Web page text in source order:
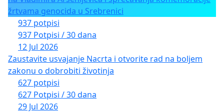
žrtvama genocida u Srebrenici
937 potpisi
937 Potpisi / 30 dana
12 Jul 2026
Zaustavite usvajanje Nacrta i otvorite rad na boljem
zakonu o dobrobiti životinja
627 potpisi
627 Potpisi / 30 dana
29 Jul 2026